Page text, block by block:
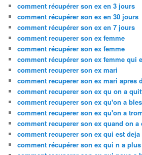
comment récupérer son ex en 3 jours
comment récupérer son ex en 30 jours
comment récupérer son ex en 7 jours
comment recuperer son ex femme
comment récupérer son ex femme
comment récupérer son ex femme qui
comment recuperer son ex mari
comment recuperer son ex mari apres
comment recuperer son ex qu on a
comment recuperer son ex qu'on a
comment recuperer son ex qu'on a
comment recuperer son ex quand on a
comment recuperer son ex qui est
comment récupérer son ex qui n a